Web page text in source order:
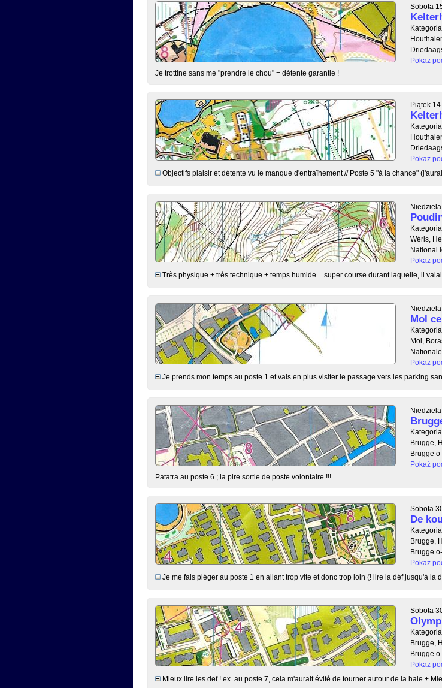
Sobota
Pokaż
Je trottine sans me "prendre le chou" = détente garantie !
Piątek
Pokaż
Objectifs plaisir et détente vu le manque d'entraînement // Poste 5 "à la chance"
Wéris,
National
Pokaż
Très physique + très technique + temps humide = super course durant laquelle, il
Mol
Mol,
Pokaż
Je prends mon temps au poste 1 et vais en plus visiter le passage vers les parking
Brugge,
Brugge
Pokaż
Patatra au poste 6 ; la pire sortie de poste volontaire !!!
Sobota
De
Brugge,
Brugge
Pokaż
Je me fais piéger au poste 1 en allant trop vite et donc trop loin (! lire la déf jusqu'à la
Sobota
Brugge,
Brugge
Pokaż
Mieux lire les def ! ex. au poste 7, cela m'aurait évité de tourner autour de la haie +